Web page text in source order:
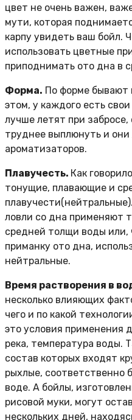
цвет не очень важен,
мути, которая
карпу увидеть ваш бойл.
использовать цветные
приподнимать ото дна в
Форма. По форме бывают
этом, у каждого есть
лучше летят при
труднее выплюнуть и
ароматизаторов.
Плавучесть. Как
тонущие, плавающие и
ловли со дна применяют
средней толщи воды или,
приманку ото дна,
нейтральные.
Время растворения в
несколько влияющих
чего и по какой
это условия применения
река, температура воды.
состав которых входят
рыхлые, соответственно
воде. А бойлы,
рисовой муки, могут
нескольких дней,